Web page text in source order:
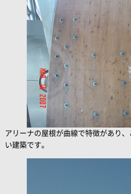
アリーナの屋根が曲線で特徴があり
い建築です。